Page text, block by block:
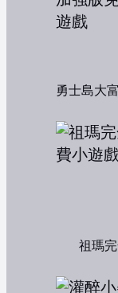
祖瑪